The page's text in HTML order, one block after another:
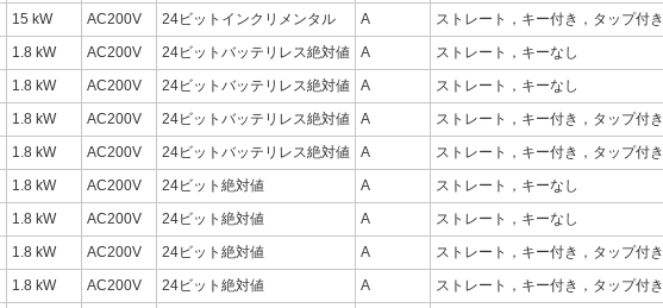
15 kW AC200V 24ビットインクリメンタル A ストレート，キー付き，タップ付き
1.8 kW AC200V 24ビットバッテリレス絶対値 A ストレート，キーなし
1.8 kW AC200V 24ビットバッテリレス絶対値 A ストレート，キーなし
1.8 kW AC200V 24ビットバッテリレス絶対値 A ストレート，キー付き，タップ付き
1.8 kW AC200V 24ビットバッテリレス絶対値 A ストレート，キー付き，タップ付き
1.8 kW AC200V 24ビット絶対値 A ストレート，キーなし
1.8 kW AC200V 24ビット絶対値 A ストレート，キーなし
1.8 kW AC200V 24ビット絶対値 A ストレート，キー付き，タップ付き
1.8 kW AC200V 24ビット絶対値 A ストレート，キー付き，タップ付き